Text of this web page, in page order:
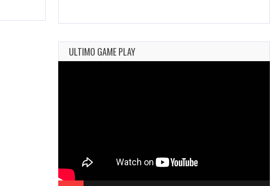
ULTIMO GAME PLAY